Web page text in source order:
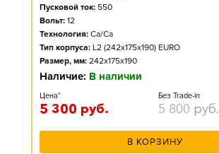
Пусковой ток: 550
Вольт: 12
Технология: Ca/Ca
Тип корпуса: L2 (242x175x190) EURO
Размер, мм: 242x175x190
Наличие: В наличии
Цена*
5 300 руб.
Без Trade-in
5 800 руб.
В КОРЗИНУ